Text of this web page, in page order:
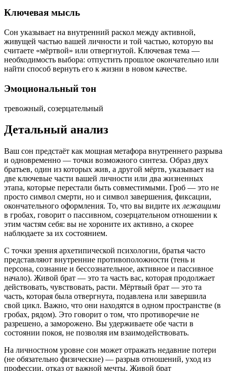
Ключевая мысль
Сон указывает на внутренний раскол между активной,
живущей частью вашей личности и той частью, которую вы
считаете «мёртвой» или отвергнутой. Ключевая тема —
необходимость выбора: отпустить прошлое окончательно или
найти способ вернуть его к жизни в новом качестве.
Эмоциональный тон
тревожный, созерцательный
Детальный анализ
Ваш сон предстаёт как мощная метафора внутреннего разрыва
и одновременно — точки возможного синтеза. Образ двух
братьев, один из которых жив, а другой мёртв, указывает на
две ключевые части вашей личности или два жизненных
этапа, которые перестали быть совместимыми. Гроб — это не
просто символ смерти, но и символ завершения, фиксации,
окончательного оформления. То, что вы видите их лежащими
в гробах, говорит о пассивном, созерцательном отношении к
этим частям себя: вы не хороните их активно, а скорее
наблюдаете за их состоянием.
С точки зрения архетипической психологии, братья часто
представляют внутренние противоположности (тень и
персона, сознание и бессознательное, активное и пассивное
начало). Живой брат — это та часть вас, которая продолжает
действовать, чувствовать, расти. Мёртвый брат — это та
часть, которая была отвергнута, подавлена или завершила
свой цикл. Важно, что они находятся в одном пространстве (в
гробах, рядом). Это говорит о том, что противоречие не
разрешено, а заморожено. Вы удерживаете обе части в
состоянии покоя, не позволяя им взаимодействовать.
На личностном уровне сон может отражать недавние потери
(не обязательно физические) — разрыв отношений, уход из
профессии, отказ от важной мечты. Живой брат